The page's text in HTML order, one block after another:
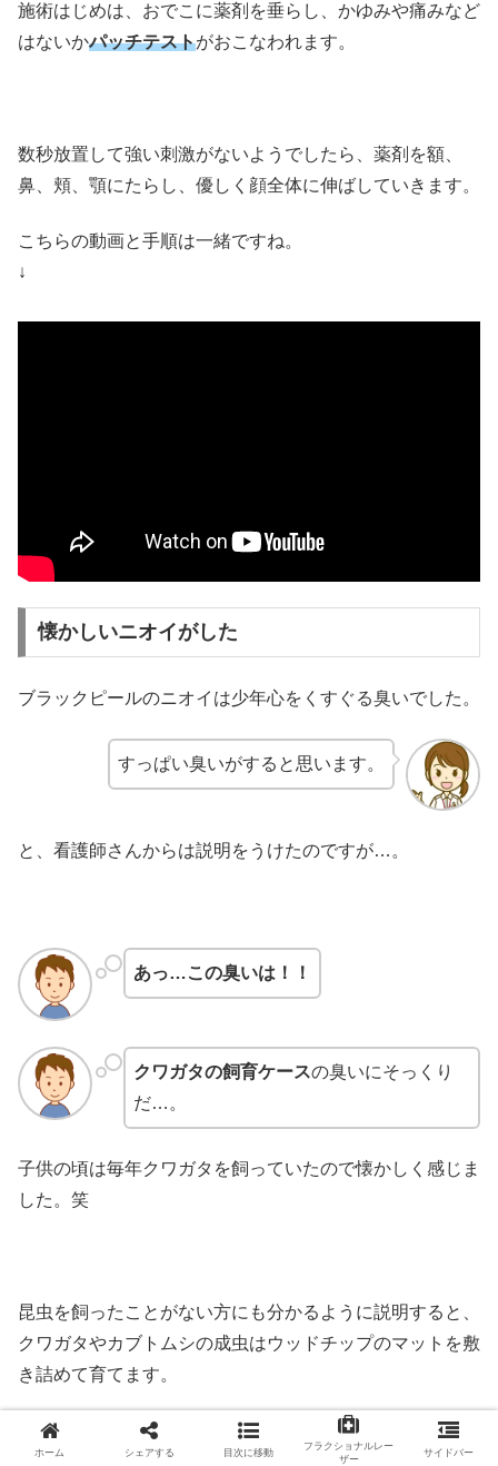
施術はじめは、おでこに薬剤を垂らし、かゆみや痛みなど
はないかパッチテストがおこなわれます。
数秒放置して強い刺激がないようでしたら、薬剤を額、
鼻、頬、顎にたらし、優しく顔全体に伸ばしていきます。
こちらの動画と手順は一緒ですね。
↓
懐かしいニオイがした
ブラックピールのニオイは少年心をくすぐる臭いでした。
すっぱい臭いがすると思います。
と、看護師さんからは説明をうけたのですが…。
あっ…この臭いは！！
クワガタの飼育ケースの臭いにそっくり
だ…。
子供の頃は毎年クワガタを飼っていたので懐かしく感じま
した。笑
昆虫を飼ったことがない方にも分かるように説明すると、
クワガタやカブトムシの成虫はウッドチップのマットを敷
き詰めて育てます。
そのマットが発酵してきて、排泄物や昆虫ゼリー(乳酸入
り)のニオイと混ざって
甘酸っぱい木の臭い を発するので
ホーム シェアする 目次に移動
フラクショナルレー
ザー
サイドバー